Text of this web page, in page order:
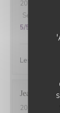
2026-07-08
Servizio
5/5
Les
Jean-Pierre
2026-07-07